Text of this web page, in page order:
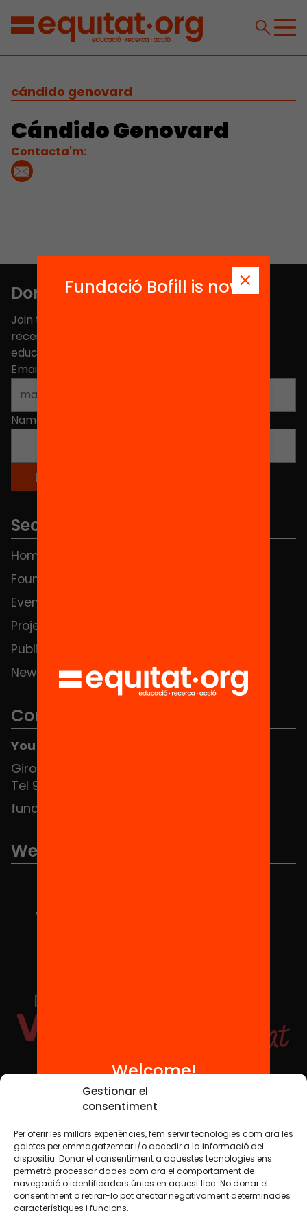
Gestionar el
consentiment
Per oferir les millors experiències, fem servir tecnologies com ara les
galetes per emmagatzemar i/o accedir a la informació del
dispositiu. Donar el consentiment a aquestes tecnologies ens
permetrà processar dades com ara el comportament de
navegació o identificadors únics en aquest lloc. No donar el
consentiment o retirar-lo pot afectar negativament determinades
característiques i funcions.
cándido genovard
Cándido Genovard
Contacta'm:
Don't miss anything.
Join the more than 40,000 people who already
receive news about initiatives and projects for
educational change in Catalonia.
Email address
Name
Sections
Home
Foundation
Events
Projects
Publications and videos
News
Contact
You can find us at the Social HUB
Girona 34, interior 08010 Barcelona
Tel 934 588 700
fundacio@equitat.org
We are part of...
Social Media
TW YTB IG FB IN
Legal NoticeCookie Policy
Fundació Bofill is now
Welcome!